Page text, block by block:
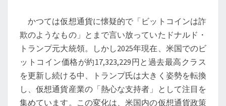
示
す
「ビ
ッ
ト
コ
かつては仮想通貨に懐疑的で「ビットコインは詐
欺のようなもの」とまで言い放っていたドナルド・
トランプ元大統領。しかし2025年現在、米国でのビ
ットコイン価格が約17,323,229円と過去最高クラス
を更新し続ける中、トランプ氏は大きく姿勢を転換
し、仮想通貨産業の「熱心な支持者」として注目を
集めています。この変化は、米国内の仮想通貨政策